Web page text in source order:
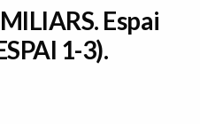
Espai
1-3).